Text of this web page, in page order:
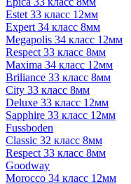
Estet 33 класс 12мм
Expert 34 класс 8мм
Megapolis 34 класс 12мм
Respect 33 класс 8мм
Maxima 34 класс 12мм
Briliance 33 класс 8мм
City 33 класс 8мм
Deluxe 33 класс 12мм
Sapphire 33 класс 12мм
Fussboden
Classic 32 класс 8мм
Respect 33 класс 8мм
Goodway
Morocco 34 класс 12мм